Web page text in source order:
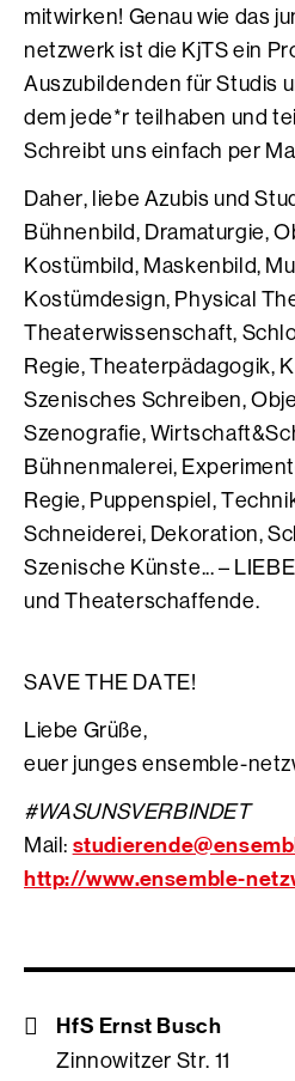
mitwirken! Genau wie das
netzwerk ist die KjTS ein
Auszubildenden für Studis
dem jede*r teilhaben und
Schreibt uns einfach per
Daher, liebe Azubis und
Bühnenbild, Dramaturgie,
Kostümbild, Maskenbild,
Kostümdesign, Physical
Theaterwissenschaft,
Regie, Theaterpädagogik,
Szenisches Schreiben,
Szenografie,
Bühnenmalerei,
Regie, Puppenspiel,
Schneiderei, Dekoration,
Szenische Künste... –
und Theaterschaffende.
SAVE THE DATE!
Liebe Grüße,
euer junges ensemble-
#WASUNSVERBINDET
Mail:
http://www.ensemble-
HfS Ernst Busch
Zinnowitzer Str. 11